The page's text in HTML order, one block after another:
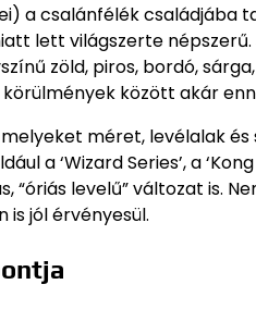
a csalánfélék családjába
lett világszerte
zöld, piros, bordó,
között akár
méret, levélalak
‘Wizard Series’, a ‘Kong
levelű” változat is.
jól érvényesül.